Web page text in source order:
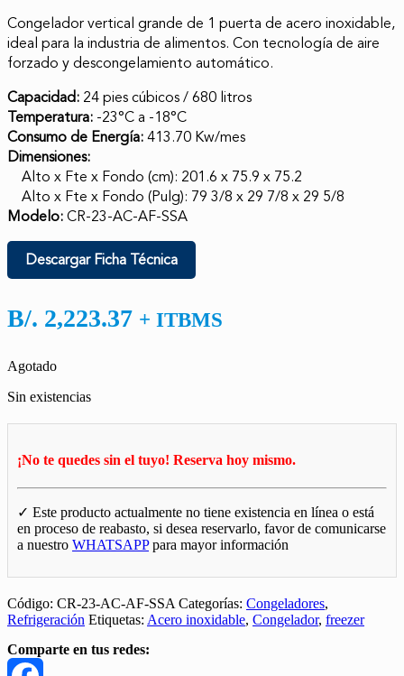
Congelador vertical grande de 1 puerta de acero inoxidable,
ideal para la industria de alimentos. Con tecnología de aire
forzado y descongelamiento automático.
Capacidad: 24 pies cúbicos / 680 litros
Temperatura: -23°C a -18°C
Consumo de Energía:413.70 Kw/mes
Dimensiones:
Alto x Fte x Fondo (cm): 201.6 x 75.9 x 75.2
Alto x Fte x Fondo (Pulg): 79 3/8 x 29 7/8 x 29 5/8
Modelo:CR-23-AC-AF-SSA
Descargar Ficha Técnica
B/. 2,223.37 + ITBMS
Agotado
Sin existencias
¡No te quedes sin el tuyo! Reserva hoy mismo.
✓ Este producto actualmente no tiene existencia en línea o está
en proceso de reabasto, si desea reservarlo, favor de comunicarse
a nuestro WHATSAPPpara mayor información
Código: CR-23-AC-AF-SSA Categorías: Congeladores,
Refrigeración Etiquetas: Acero inoxidable, Congelador, freezer
Comparte en tus redes: